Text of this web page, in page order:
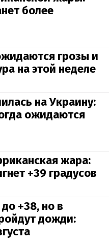
более
грозы и
на этой неделе
на Украину:
ожидаются
жара:
+39 градусов
+38, но в
дожди: